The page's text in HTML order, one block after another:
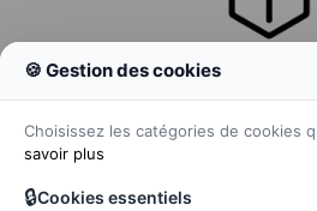
🍪 Gestion des cookies
Choisissez les catégories de cookies
savoir plus
🔒Cookies essentiels